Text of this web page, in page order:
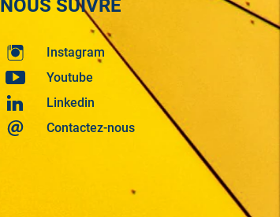
NOUS SUIVRE
Instagram
Youtube
Linkedin
Contactez-nous